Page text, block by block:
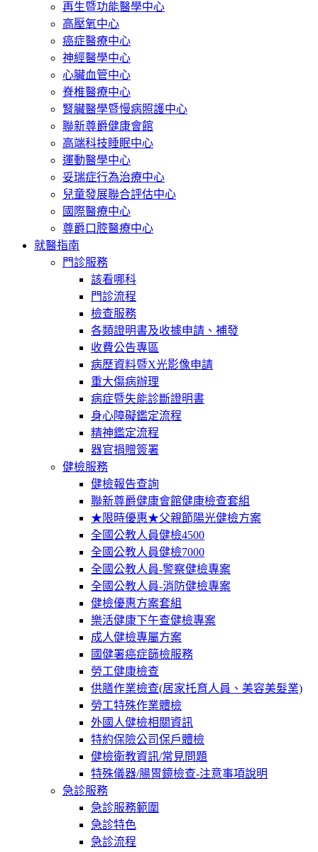
再生暨功能醫學中心
高壓氧中心
癌症醫療中心
神經醫學中心
心臟血管中心
脊椎醫療中心
腎臟醫學暨慢病照護中心
聯新尊爵健康會館
高端科技睡眠中心
運動醫學中心
妥瑞症行為治療中心
兒童發展聯合評估中心
國際醫療中心
尊爵口腔醫療中心
就醫指南
門診服務
該看哪科
門診流程
檢查服務
各類證明書及收據申請、補發
收費公告專區
病歷資料暨X光影像申請
重大傷病辦理
病症暨失能診斷證明書
身心障礙鑑定流程
精神鑑定流程
器官捐贈簽署
健檢服務
健檢報告查詢
聯新尊爵健康會館健康檢查套組
★限時優惠★父親節陽光健檢方案
全國公教人員健檢4500
全國公教人員健檢7000
全國公教人員-警察健檢專案
全國公教人員-消防健檢專案
健檢優惠方案套組
樂活健康下午查健檢專案
成人健檢專屬方案
國健署癌症篩檢服務
勞工健康檢查
供膳作業檢查(居家托育人員、美容美髮業)
勞工特殊作業體檢
外國人健檢相關資訊
特約保險公司保戶體檢
健檢衛教資訊/常見問題
特殊儀器/腸胃鏡檢查-注意事項說明
急診服務
急診服務範圍
急診特色
急診流程